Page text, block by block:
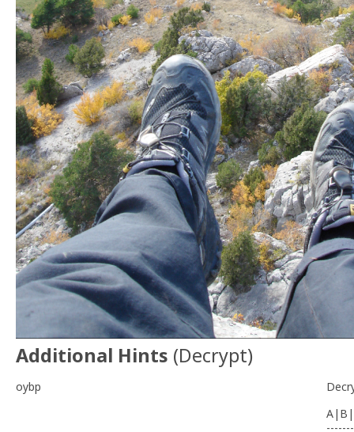
Additional Hints (Decrypt)
oybp